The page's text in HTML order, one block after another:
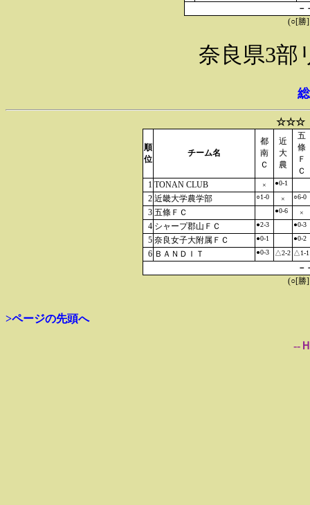
－
(○[勝
奈良県3部
☆☆☆
順
位
チーム名
都
南
Ｃ
近
大
農
五
條
Ｆ
Ｃ
1 TONAN CLUB × ●0-1
2 近畿大学農学部 ○1-0 × ○6-0
3 五條ＦＣ ●0-6 ×
4 シャープ郡山ＦＣ ●2-3 ●0-3
5 奈良女子大附属ＦＣ ●0-1 ●0-2
6 ＢＡＮＤＩＴ ●0-3 △2-2 △1-1
－
(○[勝
>ページの先頭へ
--